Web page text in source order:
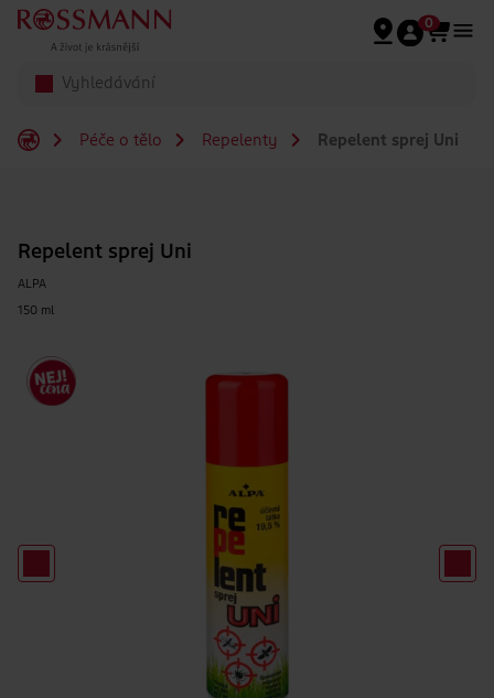
Přeskočit na hlavmní obsah
0
Péče o tělo Repelenty Repelent sprej Uni
Repelent sprej Uni
ALPA
150 ml